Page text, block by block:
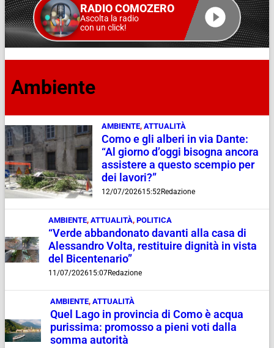
RADIO COMOZERO
Ascolta la radio
con un click!
Ambiente
AMBIENTE, ATTUALITÀ
Como e gli alberi in via Dante:
“Al giorno d’oggi bisogna ancora
assistere a questo scempio per
dei lavori?”
12/07/202615:52Redazione
AMBIENTE,ATTUALITÀ,POLITICA
“Verde abbandonato davanti alla casa di
Alessandro Volta, restituire dignità in vista
del Bicentenario”
11/07/202615:07Redazione
AMBIENTE,ATTUALITÀ
Quel Lago in provincia di Como è acqua
purissima: promosso a pieni voti dalla
somma autorità